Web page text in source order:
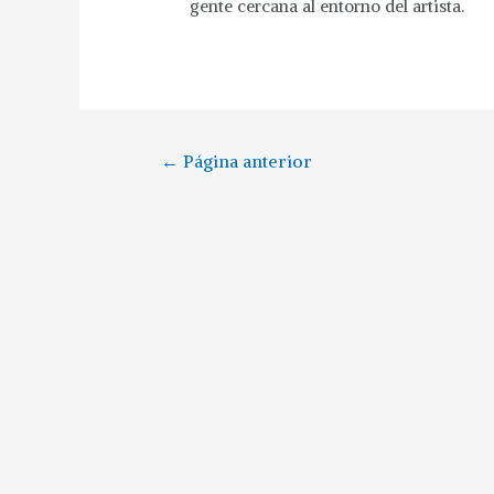
gente cercana al entorno del artista.
← Página anterior